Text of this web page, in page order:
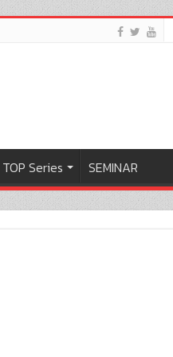
TOP Series SEMINAR